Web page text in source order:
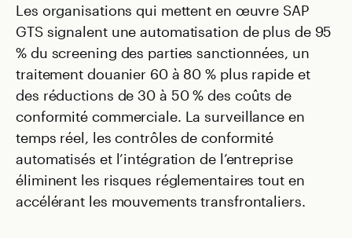
Les organisations qui mettent en œuvre SAP
GTS signalent une automatisation de plus de 95
% du screening des parties sanctionnées, un
traitement douanier 60 à 80 % plus rapide et
des réductions de 30 à 50 % des coûts de
conformité commerciale. La surveillance en
temps réel, les contrôles de conformité
automatisés et l’intégration de l’entreprise
éliminent les risques réglementaires tout en
accélérant les mouvements transfrontaliers.